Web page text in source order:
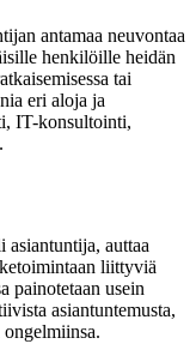
antamaa neuvontaa
henkilöille heidän
tai
eri aloja ja
IT-konsultointi,
asiantuntija, auttaa
liittyviä
painotetaan usein
asiantuntemusta,
ongelmiinsa.